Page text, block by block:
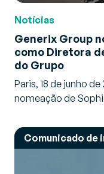
Notícias
Generix Group
como Diretora
do Grupo
Paris, 18 de junho
nomeação de
Comunicado de